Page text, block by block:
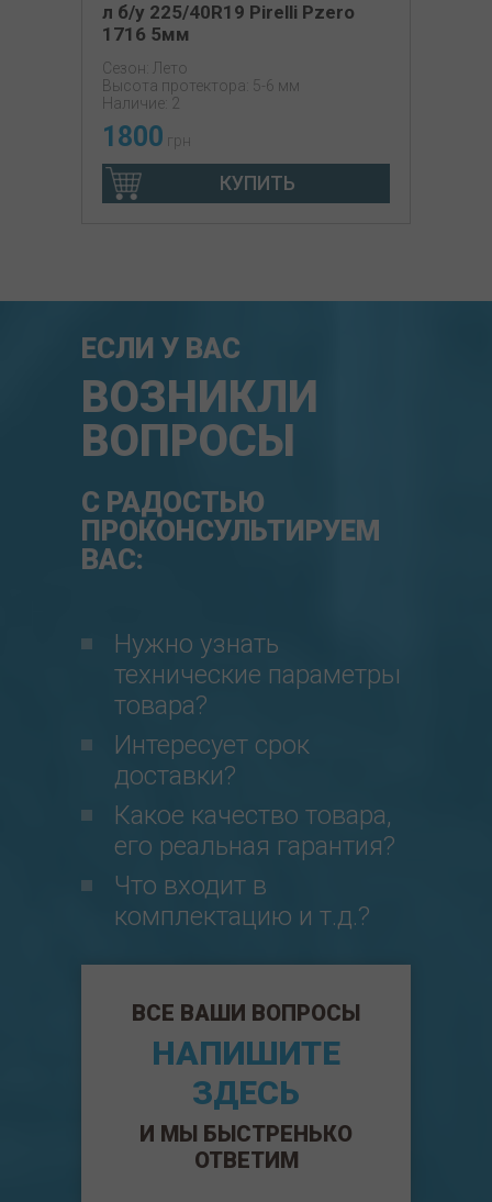
л б/у 225/40R19 Pirelli Pzero
1716 5мм
Сезон: Лето
Высота протектора: 5-6 мм
Наличие: 2
1800 грн
КУПИТЬ
ЕСЛИ У ВАС
ВОЗНИКЛИ
ВОПРОСЫ
С РАДОСТЬЮ
ПРОКОНСУЛЬТИРУЕМ
ВАС:
Нужно узнать
технические параметры
товара?
Интересует срок
доставки?
Какое качество товара,
его реальная гарантия?
Что входит в
комплектацию и т.д.?
ВСЕ ВАШИ ВОПРОСЫ
НАПИШИТЕ
ЗДЕСЬ
И МЫ БЫСТРЕНЬКО
ОТВЕТИМ